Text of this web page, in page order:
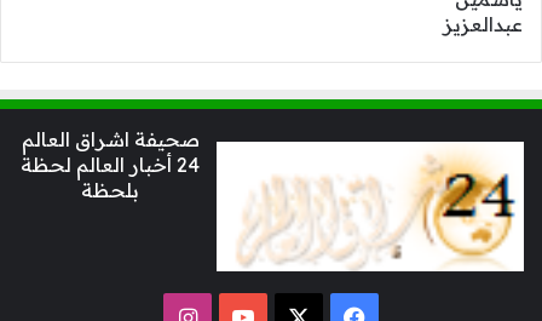
صحيفة اشراق العالم
24 أخبار العالم لحظة
بلحظة